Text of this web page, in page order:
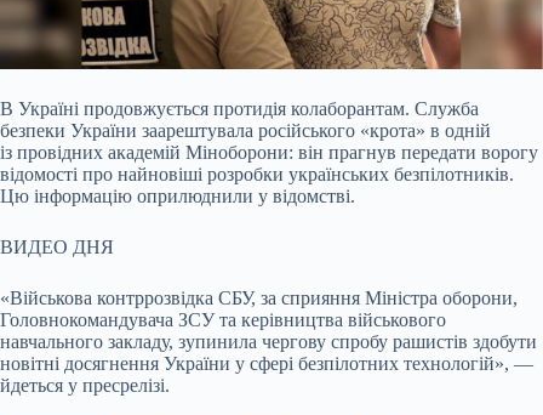
В Україні продовжується протидія колаборантам. Служба
безпеки України заарештувала російського «крота» в одній
із провідних академій Міноборони: він прагнув передати ворогу
відомості про найновіші розробки українських безпілотників.
Цю інформацію оприлюднили у відомстві.
ВИДЕО ДНЯ
«Військова контррозвідка СБУ, за сприяння Міністра оборони,
Головнокомандувача ЗСУ та керівництва військового
навчального закладу, зупинила чергову спробу рашистів здобути
новітні досягнення України у сфері безпілотних технологій», —
йдеться у пресрелізі.